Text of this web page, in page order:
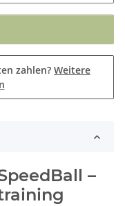
zahlen? Weitere
–